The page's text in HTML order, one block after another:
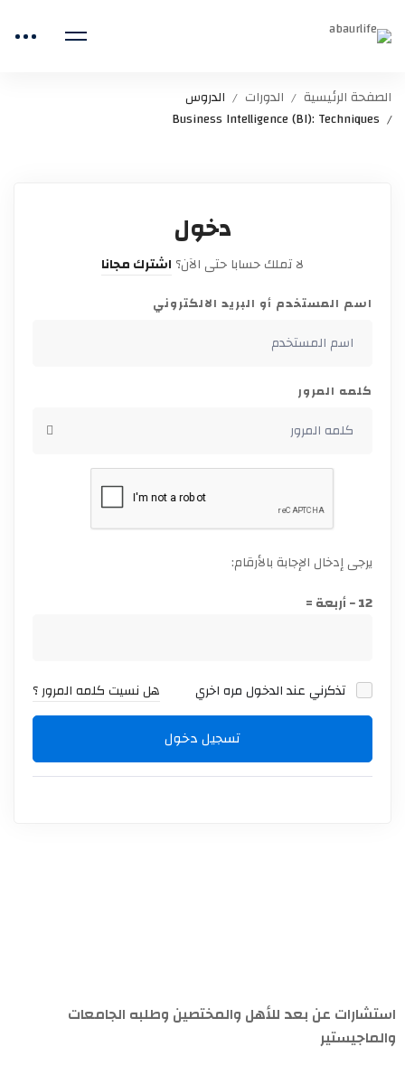
الصفحة الرئيسية الدورات
الدروس
Business Intelligence (BI): Techniques
دخول
لا تملك حسابا حتى الآن؟ اشترك مجانا
اسم المستخدم أو البريد الالكتروني
كلمه المرور
يرجى إدخال الإجابة بالأرقام:
12 − أربعة =
تذكرني عند الدخول مره اخري هل نسيت كلمه المرور ؟
تسجيل دخول
استشارات عن بعد للأهل والمختصين وطلبه الجامعات
والماجيستير